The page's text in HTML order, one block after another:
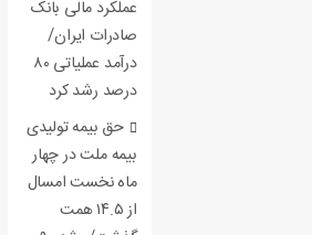
عملکرد مالی بانک
صادرات ایران/
درآمد عملیاتی ۸۰
درصد رشد کرد
حق بیمه تولیدی
بیمه ملت در چهار
ماه نخست امسال
از ۱۴.۵ همت